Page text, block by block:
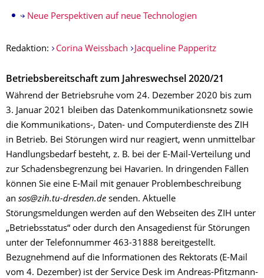
Neue Perspektiven auf neue Technologien
Redaktion: Corina Weissbach Jacqueline Papperitz
Betriebsbereitschaft zum Jahreswechsel 2020/21
Während der Betriebsruhe vom 24. Dezember 2020 bis zum
3. Januar 2021 bleiben das Datenkommunikationsnetz sowie
die Kommunikations-, Daten- und Computerdienste des ZIH
in Betrieb. Bei Störungen wird nur reagiert, wenn unmittelbar
Handlungsbedarf besteht, z. B. bei der E-Mail-Verteilung und
zur Schadensbegrenzung bei Havarien. In dringenden Fällen
können Sie eine E-Mail mit genauer Problembeschreibung
an sos@zih.tu-dresden.de senden. Aktuelle
Störungsmeldungen werden auf den Webseiten des ZIH unter
„Betriebsstatus“ oder durch den Ansagedienst für Störungen
unter der Telefonnummer 463-31888 bereitgestellt.
Bezugnehmend auf die Informationen des Rektorats (E-Mail
vom 4. Dezember) ist der Service Desk im Andreas-Pfitzmann-